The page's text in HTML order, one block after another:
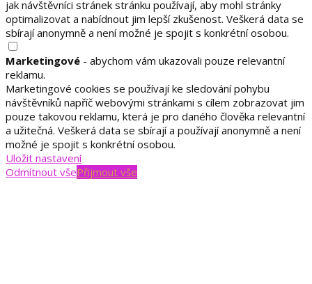
jak návštěvníci stránek stránku používají, aby mohl stránky
optimalizovat a nabídnout jim lepší zkušenost. Veškerá data se
sbírají anonymně a není možné je spojit s konkrétní osobou.
Marketingové - abychom vám ukazovali pouze relevantní
reklamu.
Marketingové cookies se používají ke sledování pohybu
návštěvníků napříč webovými stránkami s cílem zobrazovat jim
pouze takovou reklamu, která je pro daného člověka relevantní
a užitečná. Veškerá data se sbírají a používají anonymně a není
možné je spojit s konkrétní osobou.
Uložit nastavení
Odmítnout všePřijmout vše